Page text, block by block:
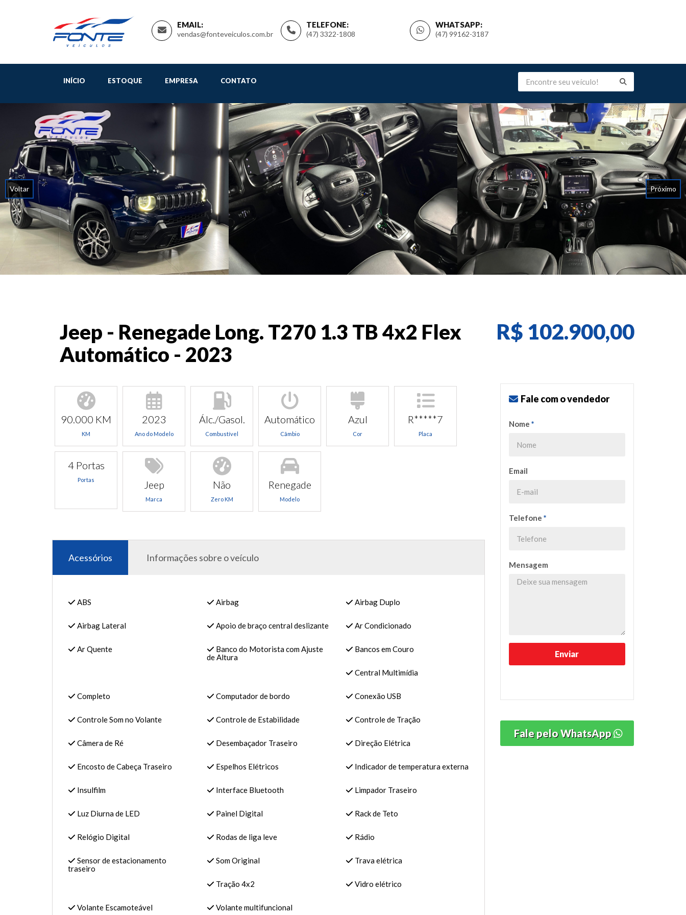
EMAIL:
vendas@fonteveiculos.com.br
TELEFONE:
(47) 3322-1808
WHATSAPP:
(47) 99162-3187
INÍCIO ESTOQUE EMPRESA CONTATO
Voltar Próximo
Jeep - Renegade Long. T270 1.3 TB 4x2 Flex
Automático - 2023
R$ 102.900,00
90.000 KM
KM
2023
Ano do Modelo
Álc./Gasol.
Combustível
Automático
Câmbio
Azul
Cor
R*****7
Placa
4 Portas
Portas Jeep
Marca
Não
Zero KM
Renegade
Modelo
Acessórios Informações sobre o veículo
ABS Airbag Airbag Duplo
Airbag Lateral Apoio de braço central deslizante Ar Condicionado
Ar Quente
Banco do Motorista com Ajuste
de Altura
Bancos em Couro
Central Multimídia
Completo Computador de bordo Conexão USB
Controle Som no Volante Controle de Estabilidade Controle de Tração
Câmera de Ré Desembaçador Traseiro Direção Elétrica
Encosto de Cabeça Traseiro Espelhos Elétricos Indicador de temperatura externa
Insulfilm Interface Bluetooth Limpador Traseiro
Luz Diurna de LED Painel Digital Rack de Teto
Relógio Digital Rodas de liga leve Rádio
Sensor de estacionamento
traseiro
Som Original Trava elétrica
Tração 4x2 Vidro elétrico
Volante Escamoteável Volante multifuncional
Fale com o vendedor
Nome *
Email
Telefone *
Mensagem
Fale pelo WhatsApp